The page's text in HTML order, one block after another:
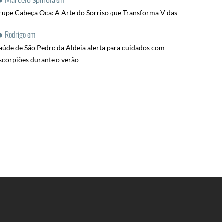
Cabeça Oca: A Arte do Sorriso que Transforma Vidas
Rodrigoem
de São Pedro da Aldeia alerta para cuidados com
durante o verão